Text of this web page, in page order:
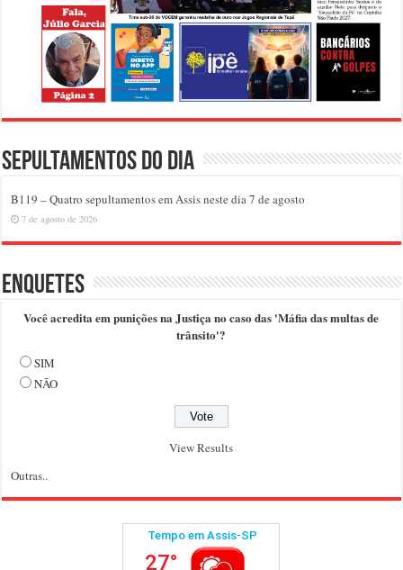
Sepultamentos do dia
B119 – Quatro sepultamentos em Assis neste dia 7 de agosto
7 de agosto de 2026
Enquetes
Você acredita em punições na Justiça no caso das 'Máfia das multas de
trânsito'?
SIM
NÃO
View Results
Outras..